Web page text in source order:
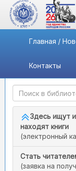
Главная /
Контакты
Быстрый доступ
Здесь ищут и
находят книги
(электронный
Стать
(заявка на